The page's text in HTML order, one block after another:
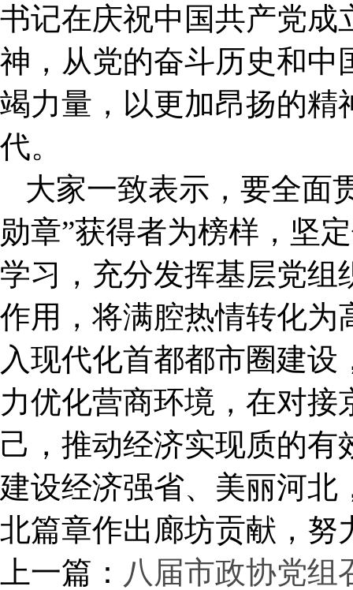
书记在庆祝中国共产党成
神，从党的奋斗历史和中
竭力量，以更加昂扬的精
代。
大家一致表示，要全面
勋章”获得者为榜样，坚
学习，充分发挥基层党组
作用，将满腔热情转化为
入现代化首都都市圈建
力优化营商环境，在对
己，推动经济实现质的
建设经济强省、美丽河北
北篇章作出廊坊贡献，努
上一篇： 八届市政协党组